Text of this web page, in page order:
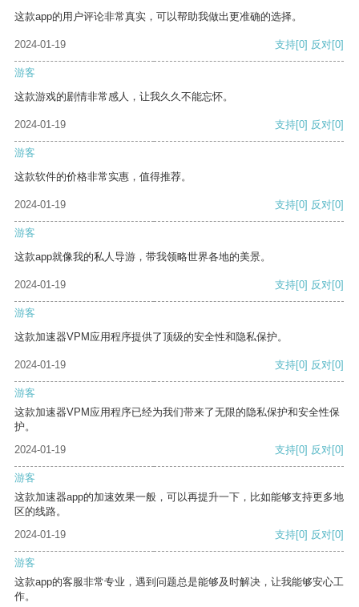
这款app的用户评论非常真实，可以帮助我做出更准确的选择。
2024-01-19 支持[0] 反对[0]
游客
这款游戏的剧情非常感人，让我久久不能忘怀。
2024-01-19 支持[0] 反对[0]
游客
这款软件的价格非常实惠，值得推荐。
2024-01-19 支持[0] 反对[0]
游客
这款app就像我的私人导游，带我领略世界各地的美景。
2024-01-19 支持[0] 反对[0]
游客
这款加速器VPM应用程序提供了顶级的安全性和隐私保护。
2024-01-19 支持[0] 反对[0]
游客
这款加速器VPM应用程序已经为我们带来了无限的隐私保护和安全性保
护。
2024-01-19
支持[0] 反对[0]
游客
这款加速器app的加速效果一般，可以再提升一下，比如能够支持更多地
区的线路。
2024-01-19
支持[0] 反对[0]
游客
这款app的客服非常专业，遇到问题总是能够及时解决，让我能够安心工
作。